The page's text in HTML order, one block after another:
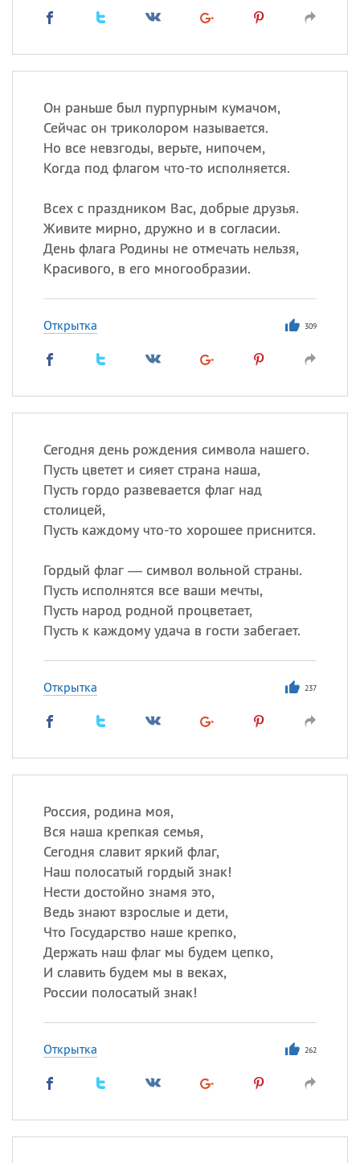
Он раньше был пурпурным кумачом,
Сейчас он триколором называется.
Но все невзгоды, верьте, нипочем,
Когда под флагом что-то исполняется.
Всех с праздником Вас, добрые друзья.
Живите мирно, дружно и в согласии.
День флага Родины не отмечать нельзя,
Красивого, в его многообразии.
Открытка 309
Сегодня день рождения символа нашего.
Пусть цветет и сияет страна наша,
Пусть гордо развевается флаг над
столицей,
Пусть каждому что-то хорошее приснится.
Гордый флаг — символ вольной страны.
Пусть исполнятся все ваши мечты,
Пусть народ родной процветает,
Пусть к каждому удача в гости забегает.
Открытка 237
Россия, родина моя,
Вся наша крепкая семья,
Сегодня славит яркий флаг,
Наш полосатый гордый знак!
Нести достойно знамя это,
Ведь знают взрослые и дети,
Что Государство наше крепко,
Держать наш флаг мы будем цепко,
И славить будем мы в веках,
России полосатый знак!
Открытка 262